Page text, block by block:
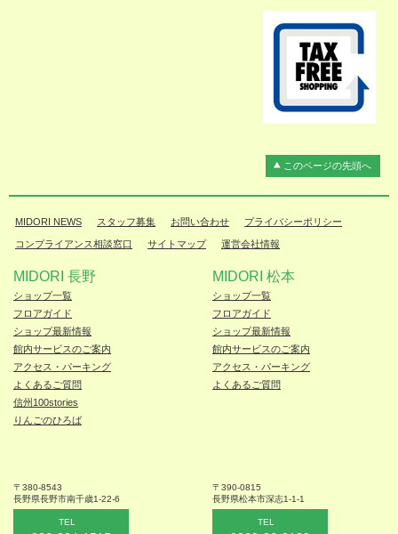
このページの先頭へ
MIDORI NEWS スタッフ募集 お問い合わせ プライバシーポリシー
コンプライアンス相談窓口 サイトマップ 運営会社情報
MIDORI 長野
ショップ一覧
フロアガイド
ショップ最新情報
館内サービスのご案内
アクセス・パーキング
よくあるご質問
信州100stories
りんごのひろば
〒380-8543
長野県長野市南千歳1-22-6
TEL
MIDORI 松本
ショップ一覧
フロアガイド
ショップ最新情報
館内サービスのご案内
アクセス・パーキング
よくあるご質問
〒390-0815
長野県松本市深志1-1-1
TEL